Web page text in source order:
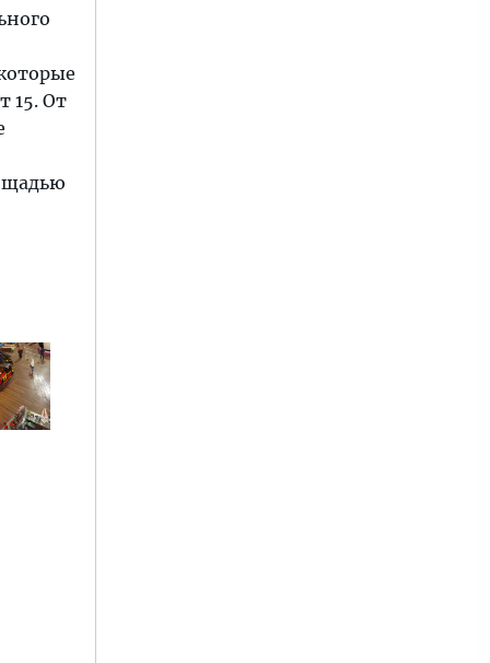
15. От